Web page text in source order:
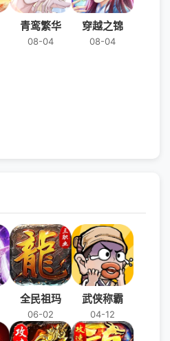
青鸾繁华
08-04
穿越之锦
08-04
全民祖玛
06-02
武侠称霸
04-12